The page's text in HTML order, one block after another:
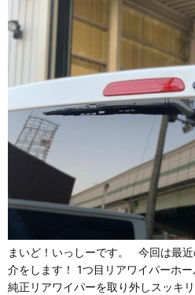
まいど！いっしーです。 今回は最
介をします！ 1つ目リアワイパーホー
純正リアワイパーを取り外しスッキ